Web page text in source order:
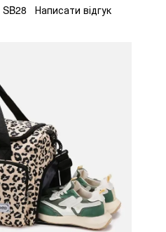
SB28 Написати відгук